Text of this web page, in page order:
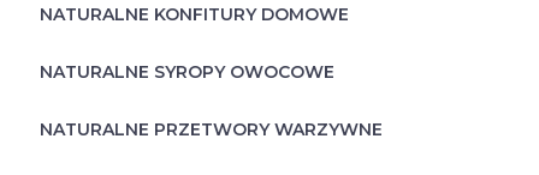
NATURALNE KONFITURY DOMOWE
NATURALNE SYROPY OWOCOWE
NATURALNE PRZETWORY WARZYWNE